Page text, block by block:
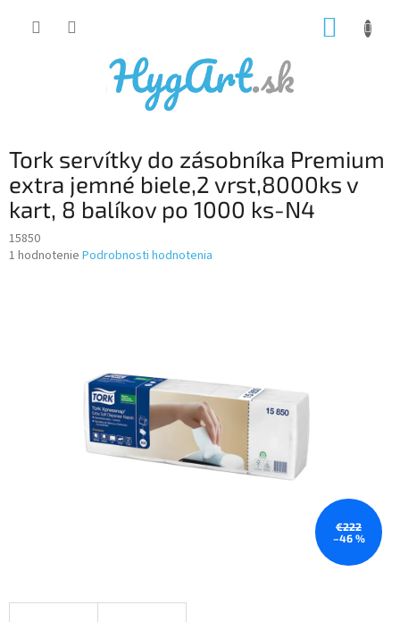
Tork servítky do zásobníka Premium
extra jemné biele,2 vrst,8000ks v
kart, 8 balíkov po 1000 ks-N4
15850
Priemerné
1 hodnotenie Podrobnosti hodnotenia
€222
–46 %